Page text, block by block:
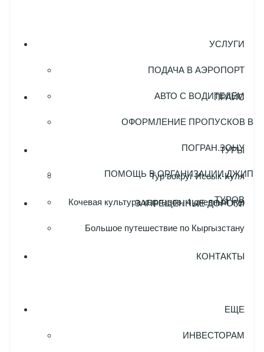
УСЛУГИ
ПОДАЧА В АЭРОПОРТ
АВТО С ВОДИТЕЛЕМ
ОФОРМЛЕНИЕ ПРОПУСКОВ В
ПОГРАН.ЗОНУ
ПОМОЩЬ В ОРГАНИЗАЦИИ ДЖИП
ТУРОВ
ПРАЙС
ТУРЫ
Тур вокруг Иссык-Куля
Кочевая культура кыргызов, 4 дневный тур
Большое путешествие по Кыргызстану
ЗАПРЕЩЕННЫЕ ДОРОГИ
КОНТАКТЫ
ЕЩЕ
ИНВЕСТОРАМ